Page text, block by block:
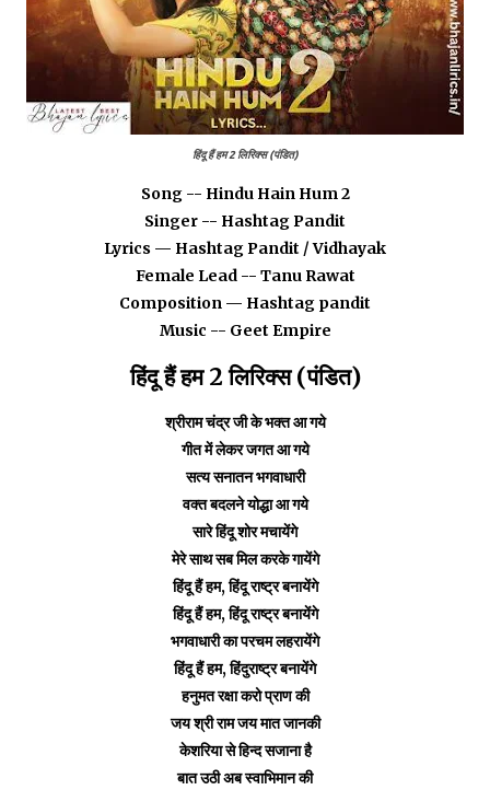
हिंदू हैं हम 2 लिरिक्स (पंडित)
Song -- Hindu Hain Hum 2
Singer -- Hashtag Pandit
Lyrics — Hashtag Pandit / Vidhayak
Female Lead -- Tanu Rawat
Composition — Hashtag pandit
Music -- Geet Empire
हिंदू हैं हम 2 लिरिक्स (पंडित)
श्रीराम चंद्र जी के भक्त आ गये
गीत में लेकर जगत आ गये
सत्य सनातन भगवाधारी
वक्त बदलने योद्धा आ गये
सारे हिंदू शोर मचायेंगे
मेरे साथ सब मिल करके गायेंगे
हिंदू हैं हम, हिंदू राष्ट्र बनायेंगे
हिंदू हैं हम, हिंदू राष्ट्र बनायेंगे
भगवाधारी का परचम लहरायेंगे
हिंदू हैं हम, हिंदुराष्ट्र बनायेंगे
हनुमत रक्षा करो प्राण की
जय श्री राम जय मात जानकी
केशरिया से हिन्द सजाना है
बात उठी अब स्वाभिमान की